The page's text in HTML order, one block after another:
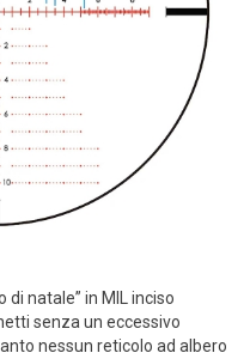
di natale” in MIL inciso
senza un eccessivo
nessun reticolo ad albero